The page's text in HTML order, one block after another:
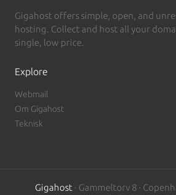
Gigahost offers simple, open, and
hosting. Collect and host all your
single, low price.
Explore
Webmail
Om Gigahost
Teknisk
Gigahost· Gammeltorv 8 ·